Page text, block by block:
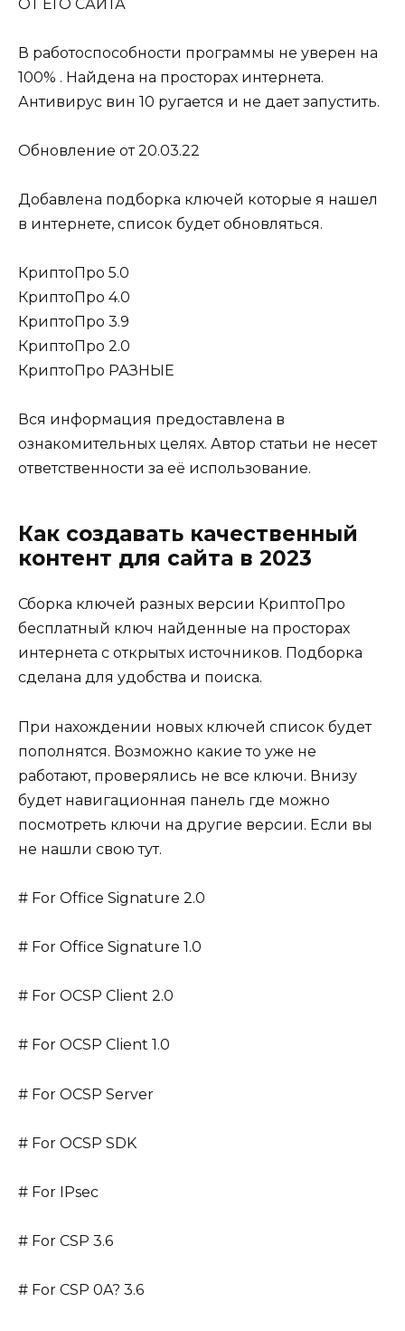
В работоспособности программы не уверен на
100% . Найдена на просторах интернета.
Антивирус вин 10 ругается и не дает запустить.
Обновление от 20.03.22
Добавлена подборка ключей которые я нашел
в интернете, список будет обновляться.
КриптоПро 5.0
КриптоПро 4.0
КриптоПро 3.9
КриптоПро 2.0
КриптоПро РАЗНЫЕ
Вся информация предоставлена в
ознакомительных целях. Автор статьи не несет
ответственности за её использование.
Как создавать качественный
контент для сайта в 2023
Сборка ключей разных версии КриптоПро
бесплатный ключ найденные на просторах
интернета с открытых источников. Подборка
сделана для удобства и поиска.
При нахождении новых ключей список будет
пополнятся. Возможно какие то уже не
работают, проверялись не все ключи. Внизу
будет навигационная панель где можно
посмотреть ключи на другие версии. Если вы
не нашли свою тут.
# For Office Signature 2.0
# For Office Signature 1.0
# For OCSP Client 2.0
# For OCSP Client 1.0
# For OCSP Server
# For OCSP SDK
# For IPsec
# For CSP 3.6
# For CSP 0A? 3.6